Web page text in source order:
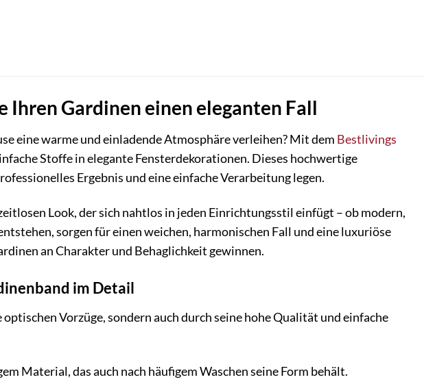
Gardinen einen eleganten Fall
eine warme und einladende Atmosphäre verleihen? Mit dem Bestlivings
Stoffe in elegante Fensterdekorationen. Dieses hochwertige
Ergebnis und eine einfache Verarbeitung legen.
Look, der sich nahtlos in jeden Einrichtungsstil einfügt – ob modern,
sorgen für einen weichen, harmonischen Fall und eine luxuriöse
an Charakter und Behaglichkeit gewinnen.
im Detail
Vorzüge, sondern auch durch seine hohe Qualität und einfache
Material, das auch nach häufigem Waschen seine Form behält.